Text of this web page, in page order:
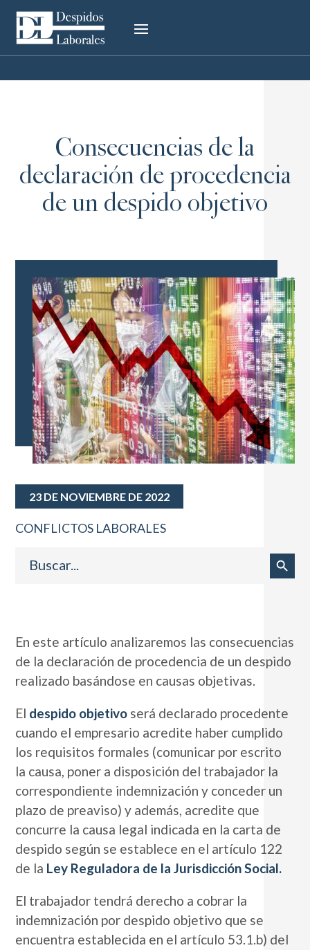
Consecuencias de la
declaración de procedencia
de un despido objetivo
23 DE NOVIEMBRE DE 2022
CONFLICTOS LABORALES
Botón de búsqueda
En este artículo analizaremos las consecuencias
de la declaración de procedencia de un despido
realizado basándose en causas objetivas.
El despido objetivo será declarado procedente
cuando el empresario acredite haber cumplido
los requisitos formales (comunicar por escrito
la causa, poner a disposición del trabajador la
correspondiente indemnización y conceder un
plazo de preaviso) y además, acredite que
concurre la causa legal indicada en la carta de
despido según se establece en el artículo 122
de la Ley Reguladora de la Jurisdicción Social.
El trabajador tendrá derecho a cobrar la
indemnización por despido objetivo que se
encuentra establecida en el artículo 53.1.b) del